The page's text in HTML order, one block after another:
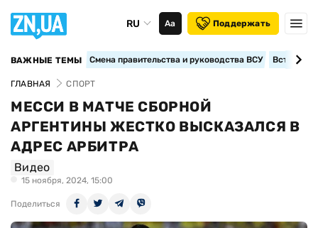
RU Аа Поддержать
ВАЖНЫЕ ТЕМЫ Смена правительства и руководства ВСУ
ГЛАВНАЯ СПОРТ
МЕССИ В МАТЧЕ СБОРНОЙ
АРГЕНТИНЫ ЖЕСТКО ВЫСКАЗАЛСЯ В
АДРЕС АРБИТРА
Видео
15 ноября, 2024, 15:00
Поделиться